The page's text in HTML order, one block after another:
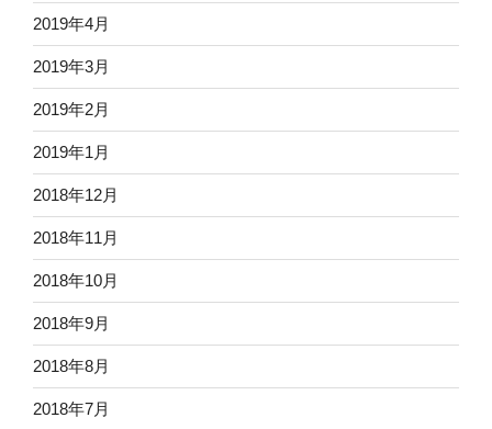
2019年4月
2019年3月
2019年2月
2019年1月
2018年12月
2018年11月
2018年10月
2018年9月
2018年8月
2018年7月